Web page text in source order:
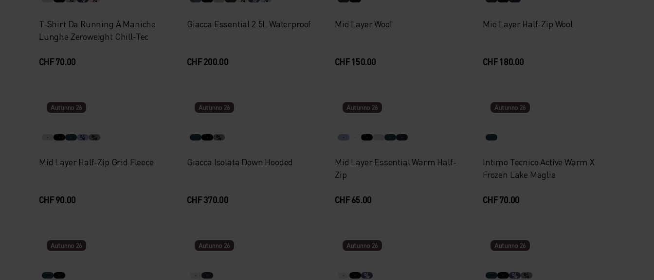
T-Shirt Da Running A Maniche
Lunghe Zeroweight Chill-Tec
CHF 70.00
Giacca Essential 2.5L Waterproof
CHF 200.00
Mid Layer Wool
CHF 150.00
Mid Layer Half-Zip Wool
CHF 180.00
Autunno 26
% %
Mid Layer Half-Zip Grid Fleece
CHF 90.00
Autunno 26
%
Giacca Isolata Down Hooded
CHF 370.00
Autunno 26
Mid Layer Essential Warm Half-
Zip
CHF 65.00
Autunno 26
Intimo Tecnico Active Warm X
Frozen Lake Maglia
CHF 70.00
Autunno 26 Autunno 26 Autunno 26
%
Autunno 26
% %